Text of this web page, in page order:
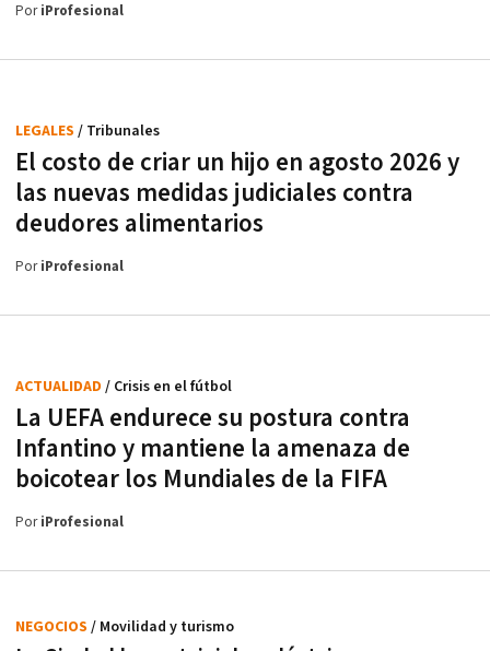
PoriProfesional
El costo de criar un hijo en agosto 2026 y
las nuevas medidas judiciales contra
deudores alimentarios
LEGALES / Tribunales
PoriProfesional
La UEFA endurece su postura contra
Infantino y mantiene la amenaza de
boicotear los Mundiales de la FIFA
ACTUALIDAD / Crisis en el fútbol
PoriProfesional
NEGOCIOS / Movilidad y turismo